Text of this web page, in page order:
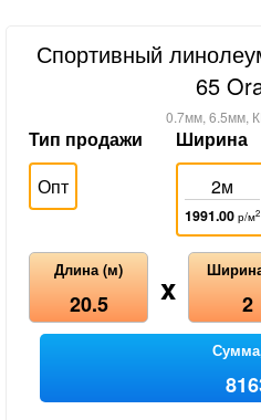
Спортивный
65
0.7мм, 6.5мм,
Тип продажи
Опт
Ширина
2м
1991.00 р/м2
Длина (м)
20.5 x 2